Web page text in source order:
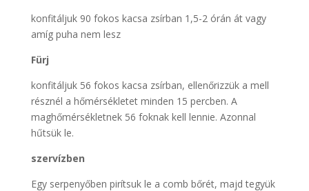
konfitáljuk 90 fokos kacsa zsírban 1,5-2 órán át vagy
amíg puha nem lesz
Fürj
konfitáljuk 56 fokos kacsa zsírban, ellenőrizzük a mell
résznél a hőmérsékletet minden 15 percben. A
maghőmérsékletnek 56 foknak kell lennie. Azonnal
hűtsük le.
szervízben
Egy serpenyőben pirítsuk le a comb bőrét, majd tegyük